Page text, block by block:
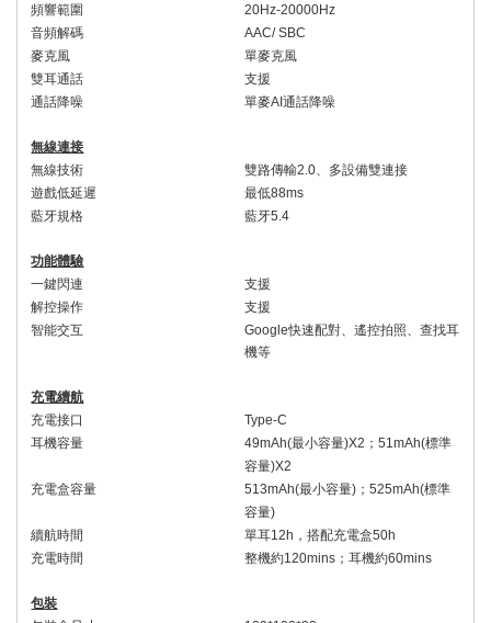
頻響範圍
20Hz-20000Hz
音頻解碼
AAC/ SBC
麥克風
單麥克風
雙耳通話
支援
通話降噪
單麥AI通話降噪
無線連接
無線技術
雙路傳輸2.0
多設備雙連接
遊戲低延遲
最低88ms
藍牙規格
藍牙5.4
功能體驗
一鍵閃連
支援
解控操作
支援
智能交互
Google快速配對、遙控拍照、查找耳
機等
充電續航
充電接口
Type-C
耳機容量
49mAh(最小容量)X2 ；51mAh(標準
容量)X2
充電盒容量
513mAh(最小容量) ；525mAh(標準
容量)
續航時間
單耳12h ，搭配充電盒50h
充電時間
整機約120mins ；耳機約60mins
包裝